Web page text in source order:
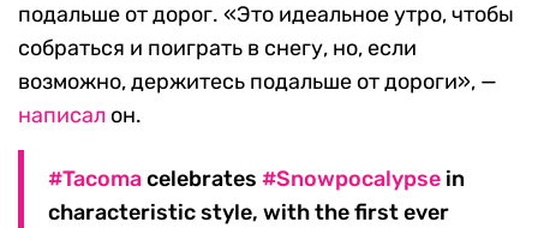
подальше от дорог. «Это идеальное утро, чтобы
собраться и поиграть в снегу, но, если
возможно, держитесь подальше от дороги», —
написал он.
#Tacomacelebrates #Snowpocalypse in
characteristic style, with the first ever